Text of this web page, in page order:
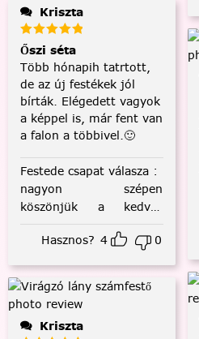
Kriszta
Őszi séta
Több hónapih tatrtott,
de az új festékek jól
bírták. Elégedett vagyok
a képpel is, már fent van
a falon a többivel.🙂
Festede csapat válasza :
nagyon szépen
köszönjük a kedves
visszajelzést! :)
Hasznos? 4 0
Kriszta